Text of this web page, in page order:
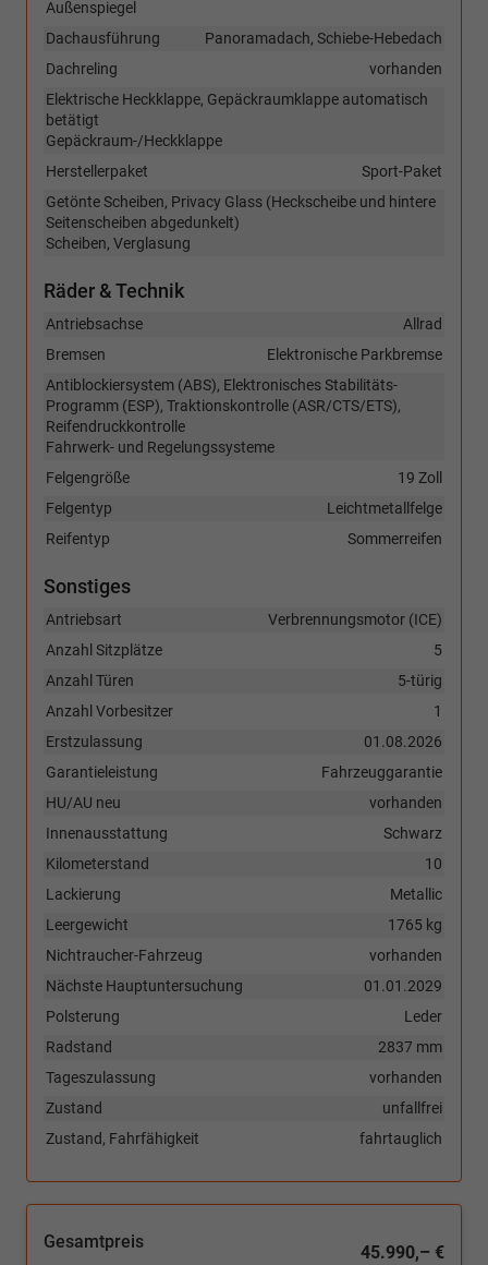
Außenspiegel
Panoramadach, Schiebe-Hebedach
Dachausführung
vorhanden
Dachreling
Elektrische Heckklappe, Gepäckraumklappe automatisch
betätigt
Gepäckraum-/Heckklappe
Sport-Paket
Herstellerpaket
Getönte Scheiben, Privacy Glass (Heckscheibe und hintere
Seitenscheiben abgedunkelt)
Scheiben, Verglasung
Räder & Technik
Allrad
Antriebsachse
Elektronische Parkbremse
Bremsen
Antiblockiersystem (ABS), Elektronisches Stabilitäts-
Programm (ESP), Traktionskontrolle (ASR/CTS/ETS),
Reifendruckkontrolle
Fahrwerk- und Regelungssysteme
19 Zoll
Felgengröße
Leichtmetallfelge
Felgentyp
Sommerreifen
Reifentyp
Sonstiges
Verbrennungsmotor (ICE)
Antriebsart
5
Anzahl Sitzplätze
5-türig
Anzahl Türen
1
Anzahl Vorbesitzer
01.08.2026
Erstzulassung
Fahrzeuggarantie
Garantieleistung
vorhanden
HU/AU neu
Schwarz
Innenausstattung
10
Kilometerstand
Metallic
Lackierung
1765 kg
Leergewicht
vorhanden
Nichtraucher-Fahrzeug
01.01.2029
Nächste Hauptuntersuchung
Leder
Polsterung
2837 mm
Radstand
vorhanden
Tageszulassung
unfallfrei
Zustand
fahrtauglich
Zustand, Fahrfähigkeit
Gesamtpreis
45.990,– €